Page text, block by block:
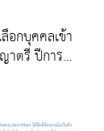
อกบุคคลเข้า
ตรี ปีการ